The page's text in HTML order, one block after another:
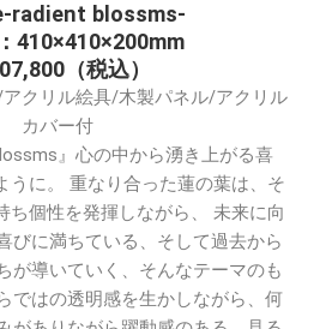
radient blossms-
410×410×200mm
（税込）
クリル絵具/木製パネル/アクリル
カバー付
』心の中から湧き上がる喜
うに。 重なり合った蓮の葉は、そ
ち個性を発揮しながら、 未来に向
びに満ちている、そして過去から
が導いていく、そんなテーマのも
ではの透明感を生かしながら、何